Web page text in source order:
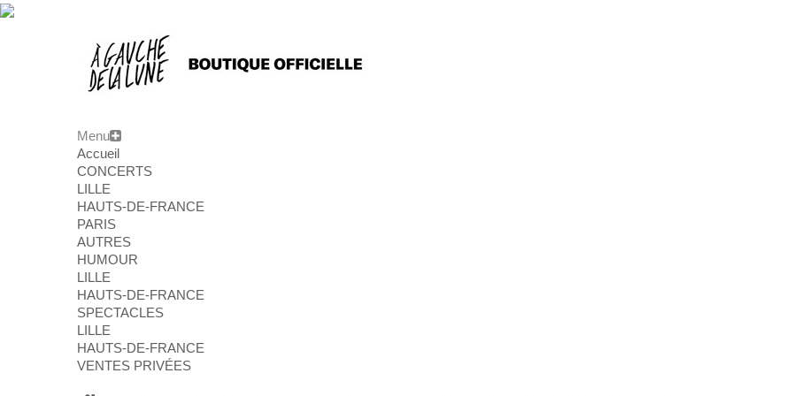
Menu
Accueil
CONCERTS
LILLE
HAUTS-DE-FRANCE
PARIS
AUTRES
HUMOUR
LILLE
HAUTS-DE-FRANCE
SPECTACLES
LILLE
HAUTS-DE-FRANCE
VENTES PRIVÉES